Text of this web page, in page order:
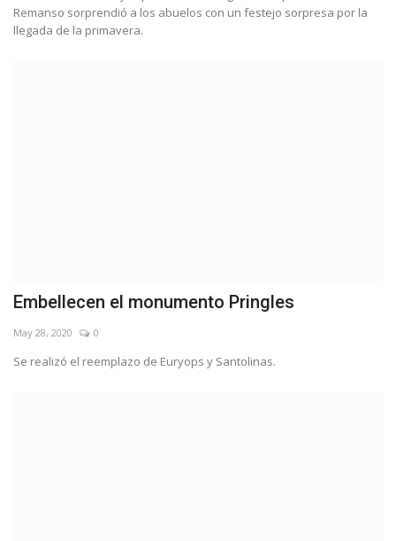
Remanso sorprendió a los abuelos con un festejo sorpresa por la
llegada de la primavera.
Embellecen el monumento Pringles
May 28, 2020 0
Se realizó el reemplazo de Euryops y Santolinas.